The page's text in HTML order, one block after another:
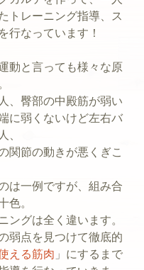
トレーニング指導、ス
行なっています！
動と言っても様々な原
、臀部の中殿筋が弱い
に弱くないけど左右バ
、
関節の動きが悪くぎこ
は一例ですが、組み合
色。
ングは全く違います。
弱点を見つけて徹底的
える筋肉 」にするまで